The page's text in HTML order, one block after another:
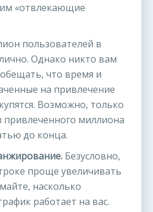
«отвлекающие
пользователей в
Однако никто вам
что время и
на привлечение
Возможно, только
привлеченного миллиона
до конца.
Безусловно,
проще увеличивать
насколько
работает на вас.